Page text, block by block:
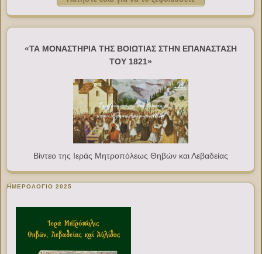
«ΤΑ ΜΟΝΑΣΤΗΡΙΑ ΤΗΣ ΒΟΙΩΤΙΑΣ ΣΤΗΝ ΕΠΑΝΑΣΤΑΣΗ
ΤΟΥ 1821»
Βίντεο της Ιεράς Μητροπόλεως Θηβών και Λεβαδείας
ΗΜΕΡΟΛΟΓΙΟ 2025